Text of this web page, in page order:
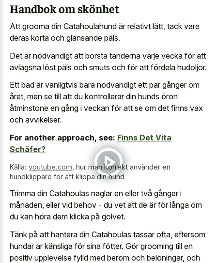
Handbok om skönhet
Att grooma din Catahoulahund är relativt lätt, tack vare
deras korta och glänsande päls.
Det är nödvändigt att borsta tänderna varje vecka för att
avlägsna löst päls och smuts och för att fördela hudoljor.
Ett bad är vanligtvis bara nödvändigt ett par gånger om
året, men se till att du kontrollerar din hunds öron
åtminstone en gång i veckan för att se om det finns vax
och avvikelser.
For another approach, see: Finns Det Vita
Schäfer?
Källa: youtube.com hur man korrekt använder en
hundklippare för att klippa din hund
Trimma din Catahoulas naglar en eller två gånger i
månaden, eller vid behov - du vet att de är för långa om
du kan höra dem klicka på golvet.
Tänk på att hantera din Catahoulas tassar ofta, eftersom
hundar är känsliga för sina fötter. Gör grooming till en
positiv upplevelse fylld med beröm och belöningar, och